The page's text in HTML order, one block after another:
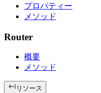
プロパティー
メソッド
Router
概要
メソッド
リソース